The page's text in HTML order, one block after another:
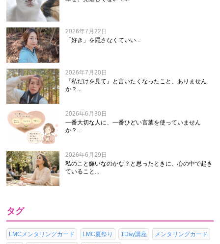
2026年7月22日
「好き」を隠さなくていい...
2026年7月20日
『私だけを見て』と言いたくなったこと、ありません
か？...
2026年6月30日
一番大切な人に、一番ひどい言葉を使っていません
か？...
2026年6月29日
私のこと嫌いなのかな？と思ったときに、心の中で起き
ていること...
タグ
LMCメンタリングカード LMC夏祭り 1Day講座
メンタリングカード